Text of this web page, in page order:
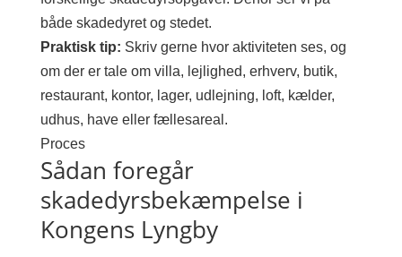
både skadedyret og stedet.
Praktisk tip: Skriv gerne hvor aktiviteten ses, og
om der er tale om villa, lejlighed, erhverv, butik,
restaurant, kontor, lager, udlejning, loft, kælder,
udhus, have eller fællesareal.
Proces
Sådan foregår
skadedyrsbekæmpelse i
Kongens Lyngby